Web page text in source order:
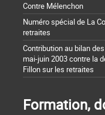
Contre Mélenchon
Numéro spécial de La
retraites
Contribution au bilan
mai-juin 2003 contre la
Fillon sur les retraites
Formation,